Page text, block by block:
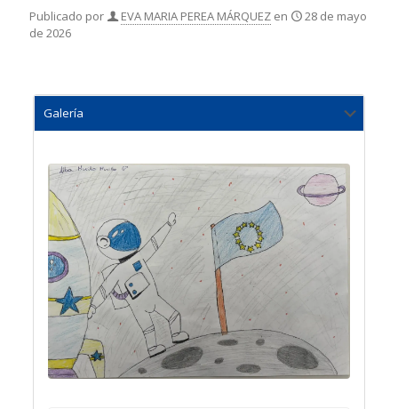
Publicado por EVA MARIA PEREA MÁRQUEZ en
28 de mayo
de 2026